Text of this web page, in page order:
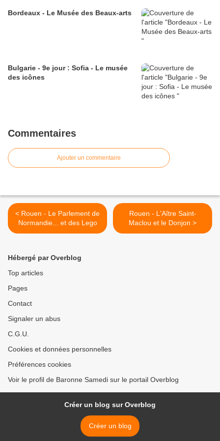
Bordeaux - Le Musée des Beaux-arts
Bulgarie - 9e jour : Sofia - Le musée
des icônes
Commentaires
Ajouter un commentaire
< Rouen - Le Parlement de
Normandie... et des Lego
Rouen - L'Aître Saint-
Maclou et le Donjon >
Hébergé par Overblog
Top articles
Pages
Contact
Signaler un abus
C.G.U.
Cookies et données personnelles
Préférences cookies
Voir le profil de Baronne Samedi sur le portail Overblog
Créer un blog sur Overblog
Créer un blog